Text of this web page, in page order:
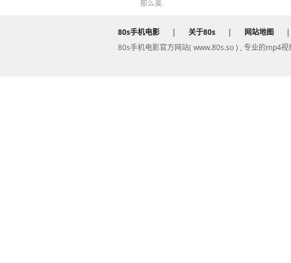
那么美.
80s手机电影 | 关于80s | 网站地图 |
80s手机电影官方网站( www.80s.so ) , 专业的mp4视